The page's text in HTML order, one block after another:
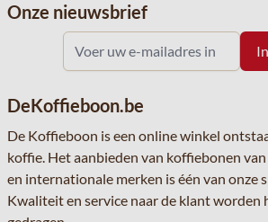
Onze nieuwsbrief
DeKoffieboon.be
De Koffieboon is een online winkel
koffie. Het aanbieden van koffiebonen
en internationale merken is één van onze
Kwaliteit en service naar de klant worden